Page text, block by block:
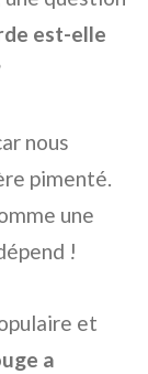
est-elle
nous
pimenté.
une
!
et
a